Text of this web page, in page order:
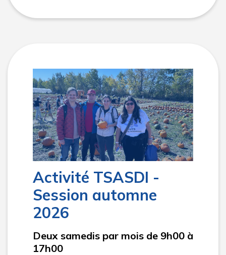
Activité TSASDI -
Session automne
2026
Deux samedis par mois de 9h00 à
17h00